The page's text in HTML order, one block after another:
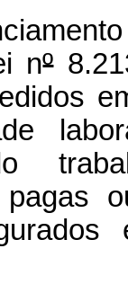
nº
pagas